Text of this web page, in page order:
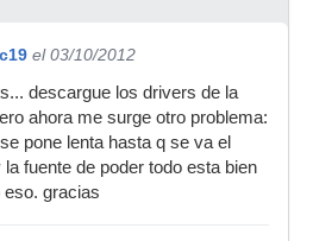
el 03/10/2012
descargue los drivers de la
ahora me surge otro problema:
pone lenta hasta q se va el
fuente de poder todo esta bien
eso. gracias